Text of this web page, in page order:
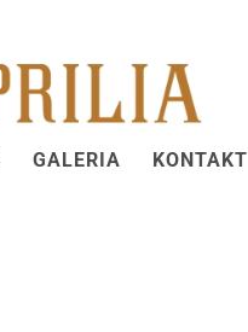
GALERIA KONTAKT